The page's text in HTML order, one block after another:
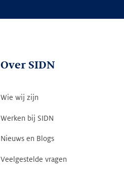
Over SIDN
Wie wij zijn
Werken bij SIDN
Nieuws en Blogs
Veelgestelde vragen